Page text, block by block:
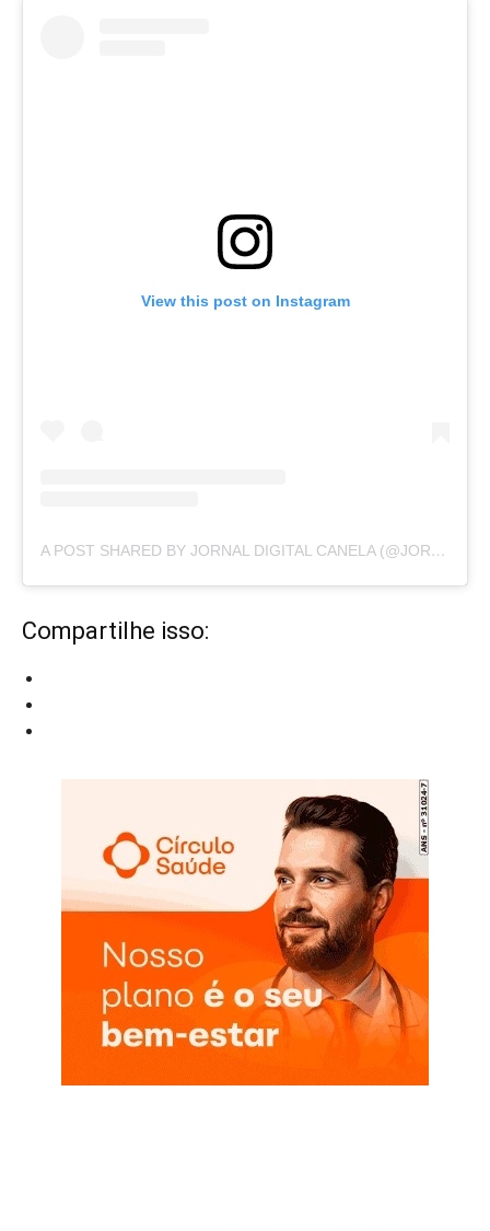
View this post on Instagram
A POST SHARED BY JORNAL DIGITAL CANELA (@JORNALDIGITALCANELA)
Compartilhe isso: